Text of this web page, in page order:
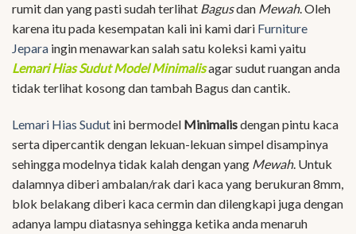
rumit dan yang pasti sudah terlihat Bagusdan Mewah. Oleh
karena itu pada kesempatan kali ini kami dari Furniture
Jepara ingin menawarkan salah satu koleksi kami yaitu
Lemari Hias Sudut Model Minimalisagar sudut ruangan anda
tidak terlihat kosong dan tambah Bagus dan cantik.
Lemari Hias Sudut ini bermodel Minimalisdengan pintu kaca
serta dipercantik dengan lekuan-lekuan simpel disampinya
sehingga modelnya tidak kalah dengan yang Mewah. Untuk
dalamnya diberi ambalan/rak dari kaca yang berukuran 8mm,
blok belakang diberi kaca cermin dan dilengkapi juga dengan
adanya lampu diatasnya sehingga ketika anda menaruh